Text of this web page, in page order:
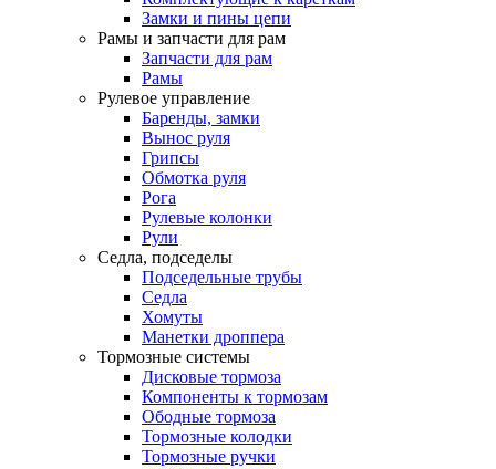
Замки и пины цепи
Рамы и запчасти для рам
Запчасти для рам
Рамы
Рулевое управление
Баренды, замки
Вынос руля
Грипсы
Обмотка руля
Рога
Рулевые колонки
Рули
Седла, подседелы
Подседельные трубы
Седла
Хомуты
Манетки дроппера
Тормозные системы
Дисковые тормоза
Компоненты к тормозам
Ободные тормоза
Тормозные колодки
Тормозные ручки